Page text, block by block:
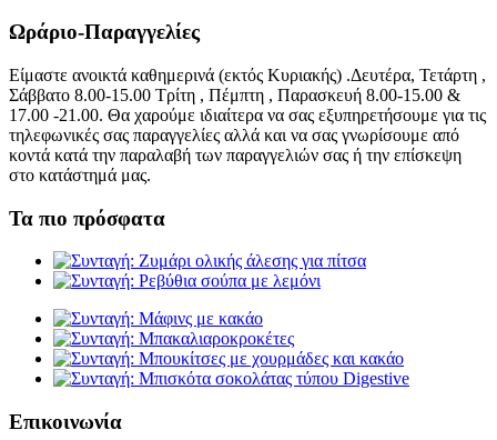
Ωράριο-Παραγγελίες
Είμαστε ανοικτά καθημερινά (εκτός Κυριακής) .Δευτέρα, Τετάρτη ,
Σάββατο 8.00-15.00 Τρίτη , Πέμπτη , Παρασκευή 8.00-15.00 &
17.00 -21.00. Θα χαρούμε ιδιαίτερα να σας εξυπηρετήσουμε για τις
τηλεφωνικές σας παραγγελίες αλλά και να σας γνωρίσουμε από
κοντά κατά την παραλαβή των παραγγελιών σας ή την επίσκεψη
στο κατάστημά μας.
Τα πιο πρόσφατα
Επικοινωνία